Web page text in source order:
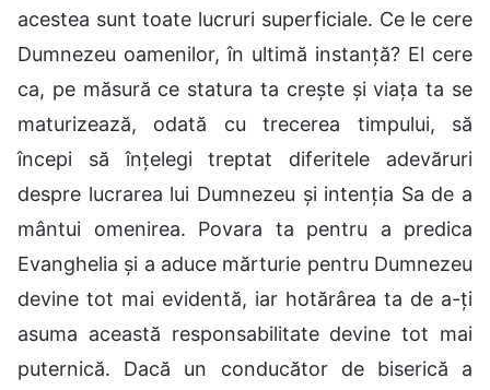
acestea sunt toate lucruri superficiale. Ce le cere
Dumnezeu oamenilor, în ultimă instanță? El cere
ca, pe măsură ce statura ta crește și viața ta se
maturizează, odată cu trecerea timpului, să
începi să înțelegi treptat diferitele adevăruri
despre lucrarea lui Dumnezeu și intenția Sa de a
mântui omenirea. Povara ta pentru a predica
Evanghelia și a aduce mărturie pentru Dumnezeu
devine tot mai evidentă, iar hotărârea ta de a-ți
asuma această responsabilitate devine tot mai
puternică. Dacă un conducător de biserică a